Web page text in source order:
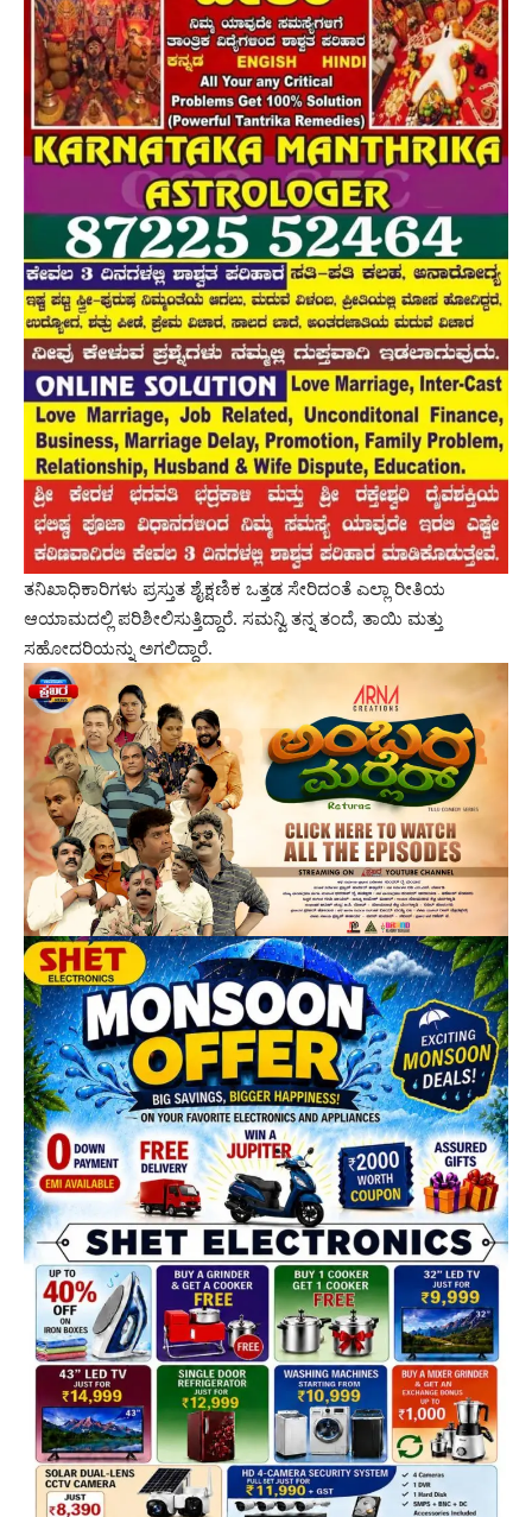
ತನಿಖಾಧಿಕಾರಿಗಳು ಪ್ರಸ್ತುತ ಶೈಕ್ಷಣಿಕ ಒತ್ತಡ ಸೇರಿದಂತೆ ಎಲ್ಲಾ ರೀತಿಯ
ಆಯಾಮದಲ್ಲಿ ಪರಿಶೀಲಿಸುತ್ತಿದ್ದಾರೆ. ಸಮನ್ವಿ ತನ್ನ ತಂದೆ, ತಾಯಿ ಮತ್ತು
ಸಹೋದರಿಯನ್ನು ಅಗಲಿದ್ದಾರೆ.